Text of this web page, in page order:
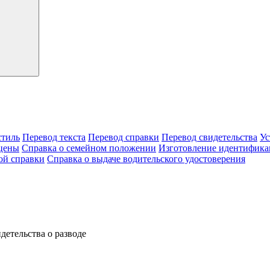
Перевод текста Перевод справки Перевод свидетельства
Справка о семейном положении Изготовление
справки Справка о выдаче водительского удостоверения
о разводе